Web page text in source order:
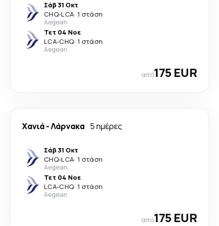
Σάβ 31 Οκτ
CHQ-LCA· 1 στάση
Aegean
Τετ 04 Νοε
LCA-CHQ· 1 στάση
Aegean
από175 EUR
Χανιά-Λάρνακα 5 ημέρες
Σάβ 31 Οκτ
CHQ-LCA· 1 στάση
Aegean
Τετ 04 Νοε
LCA-CHQ· 1 στάση
Aegean
από175 EUR